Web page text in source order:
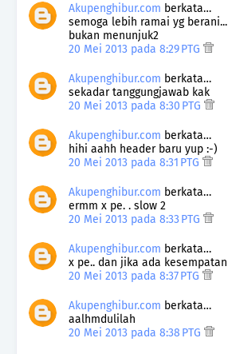
Akupenghibur.com berkata…
semoga lebih ramai yg
bukan menunjuk2
20 Mei 2013 pada 8:29 PTG
Akupenghibur.com berkata…
sekadar tanggungjawab kak
20 Mei 2013 pada 8:30 PTG
Akupenghibur.com berkata…
hihi aahh header baru yup :-)
20 Mei 2013 pada 8:31 PTG
Akupenghibur.com berkata…
ermm x pe. . slow 2
20 Mei 2013 pada 8:33 PTG
Akupenghibur.com berkata…
x pe.. dan jika ada
20 Mei 2013 pada 8:37 PTG
Akupenghibur.com berkata…
aalhmdulilah
20 Mei 2013 pada 8:38 PTG